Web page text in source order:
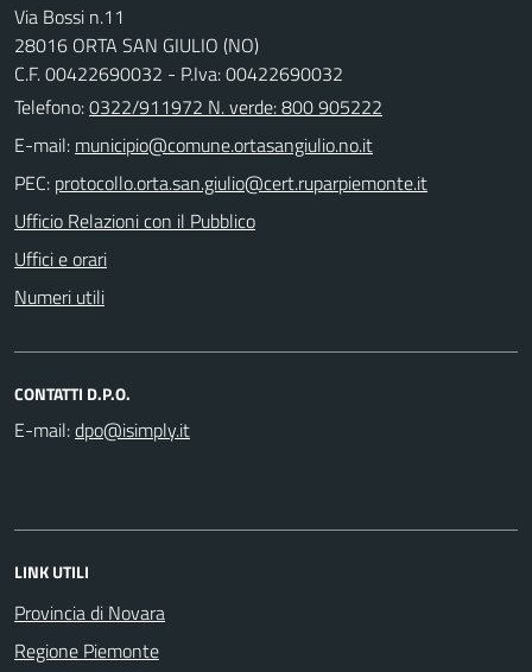
Via Bossi n.11
28016 ORTA SAN GIULIO (NO)
C.F. 00422690032 - P.Iva: 00422690032
Telefono:0322/911972 N. verde: 800 905222
E-mail:
PEC:
Ufficio Relazioni con il Pubblico
Uffici e orari
Numeri utili
CONTATTI D.P.O.
E-mail:
LINK UTILI
Provincia di Novara
Regione Piemonte